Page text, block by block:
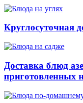
Круглосуточная
Доставка блюд
приготовленных